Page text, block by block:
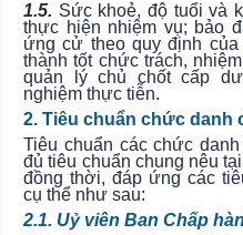
1.5. Sức khoẻ, độ tuổi và
thực hiện nhiệm vụ; bảo
ứng cử theo quy định
thành tốt chức trách,
quản lý chủ chốt cấp
nghiệm thực tiễn.
2. Tiêu chuẩn chức danh
Tiêu chuẩn các chức
đủ tiêu chuẩn chung nêu
đồng thời, đáp ứng các
cụ thể như sau:
2.1. Uỷ viên Ban Chấp